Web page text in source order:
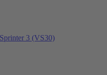
Sprinter 3 (VS30)